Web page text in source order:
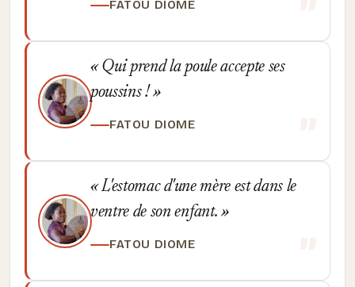
FATOU DIOME
Qui prend la poule accepte ses
poussins !
FATOU DIOME
L'estomac d'une mère est dans le
ventre de son enfant.
FATOU DIOME